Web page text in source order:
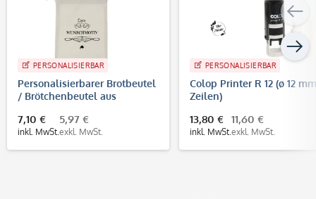
PERSONALISIERBAR
Personalisierbarer Brotbeutel
/ Brötchenbeutel aus
7,10 €
inkl. MwSt.
5,97 €
exkl. MwSt.
PERSONALISIERBAR
Colop Printer R 12 (ø 12
Zeilen)
13,80 €
inkl. MwSt.
11,60 €
exkl. MwSt.